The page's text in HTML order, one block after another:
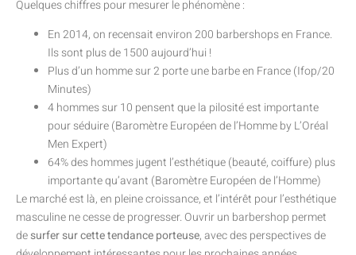
Quelques chiffres pour mesurer le phénomène :
En 2014, on recensait environ 200 barbershops en France.
Ils sont plus de 1500 aujourd’hui !
Plus d’un homme sur 2 porte une barbe en France (Ifop/20
Minutes)
4 hommes sur 10 pensent que la pilosité est importante
pour séduire (Baromètre Européen de l’Homme by L’Oréal
Men Expert)
64% des hommes jugent l’esthétique (beauté, coiffure) plus
importante qu’avant (Baromètre Européen de l’Homme)
Le marché est là, en pleine croissance, et l’intérêt pour l’esthétique
masculine ne cesse de progresser. Ouvrir un barbershop permet
desurfer sur cette tendance porteuse, avec des perspectives de